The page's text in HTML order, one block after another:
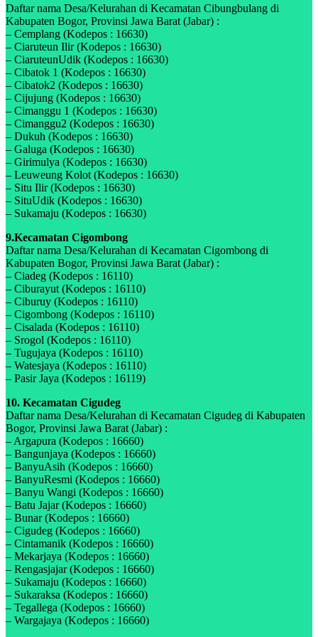
Daftar nama Desa/Kelurahan di Kecamatan Cibungbulang di
Kabupaten Bogor, Provinsi Jawa Barat (Jabar) :
– Cemplang (Kodepos : 16630)
– Ciaruteun Ilir (Kodepos : 16630)
– CiaruteunUdik (Kodepos : 16630)
– Cibatok 1 (Kodepos : 16630)
– Cibatok2 (Kodepos : 16630)
– Cijujung (Kodepos : 16630)
– Cimanggu 1 (Kodepos : 16630)
– Cimanggu2 (Kodepos : 16630)
– Dukuh (Kodepos : 16630)
– Galuga (Kodepos : 16630)
– Girimulya (Kodepos : 16630)
– Leuweung Kolot (Kodepos : 16630)
– Situ Ilir (Kodepos : 16630)
– SituUdik (Kodepos : 16630)
– Sukamaju (Kodepos : 16630)
9.Kecamatan Cigombong
Daftar nama Desa/Kelurahan di Kecamatan Cigombong di
Kabupaten Bogor, Provinsi Jawa Barat (Jabar) :
– Ciadeg (Kodepos : 16110)
– Ciburayut (Kodepos : 16110)
– Ciburuy (Kodepos : 16110)
– Cigombong (Kodepos : 16110)
– Cisalada (Kodepos : 16110)
– Srogol (Kodepos : 16110)
– Tugujaya (Kodepos : 16110)
– Watesjaya (Kodepos : 16110)
– Pasir Jaya (Kodepos : 16119)
10. Kecamatan Cigudeg
Daftar nama Desa/Kelurahan di Kecamatan Cigudeg di Kabupaten
Bogor, Provinsi Jawa Barat (Jabar) :
– Argapura (Kodepos : 16660)
– Bangunjaya (Kodepos : 16660)
– BanyuAsih (Kodepos : 16660)
– BanyuResmi (Kodepos : 16660)
– Banyu Wangi (Kodepos : 16660)
– Batu Jajar (Kodepos : 16660)
– Bunar (Kodepos : 16660)
– Cigudeg (Kodepos : 16660)
– Cintamanik (Kodepos : 16660)
– Mekarjaya (Kodepos : 16660)
– Rengasjajar (Kodepos : 16660)
– Sukamaju (Kodepos : 16660)
– Sukaraksa (Kodepos : 16660)
– Tegallega (Kodepos : 16660)
– Wargajaya (Kodepos : 16660)